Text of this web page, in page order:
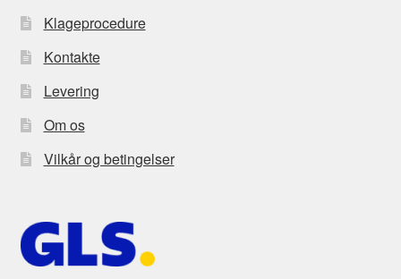
Klageprocedure
Kontakte
Levering
Om os
Vilkår og betingelser